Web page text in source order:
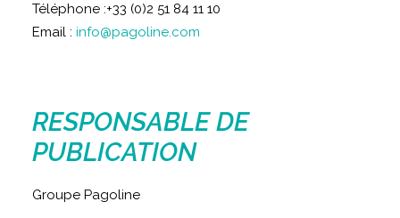
Téléphone :+33 (0)2 51 84 11 10
Email : info@pagoline.com
RESPONSABLE DE
PUBLICATION
Groupe Pagoline